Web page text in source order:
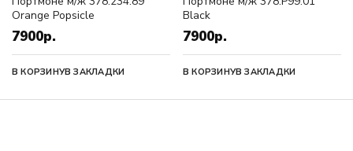
Orange Popsicle
7900р.
В КОРЗИНУВ ЗАКЛАДКИ
Black
7900р.
В КОРЗИНУВ ЗАКЛАДКИ